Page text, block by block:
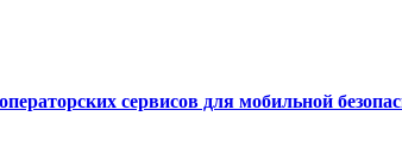
сервисов для мобильной